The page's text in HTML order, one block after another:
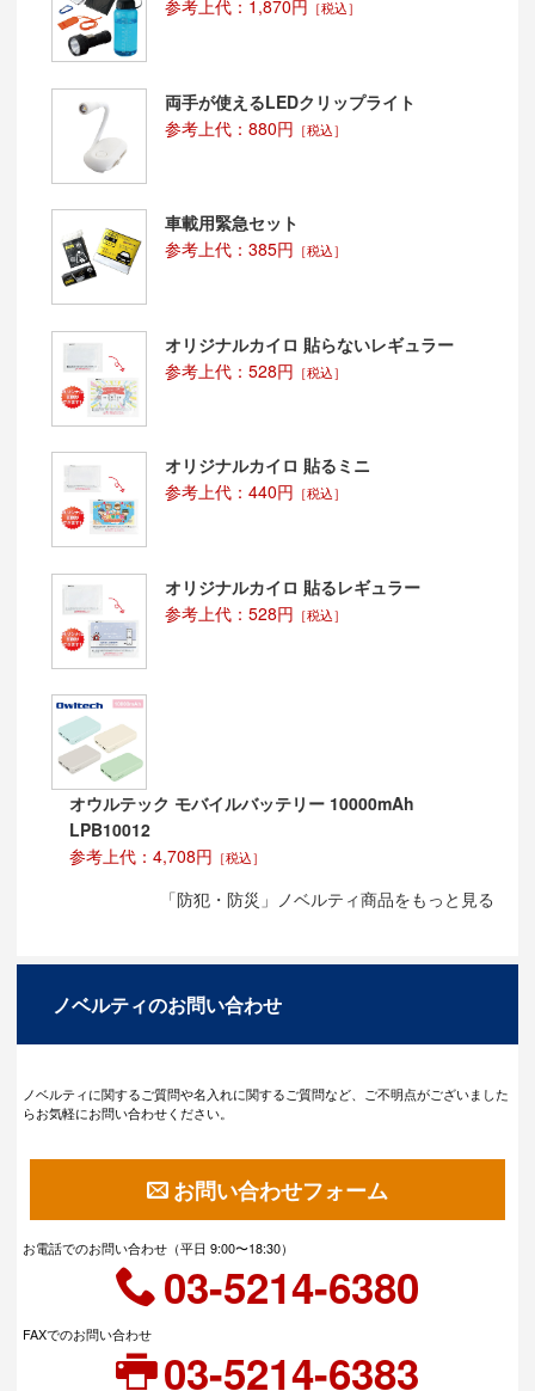
参考上代：1,870円 ［税込］
両手が使えるLEDクリップライト
参考上代：880円 ［税込］
車載用緊急セット
参考上代：385円 ［税込］
オリジナルカイロ 貼らないレギュラー
参考上代：528円 ［税込］
オリジナルカイロ 貼るミニ
参考上代：440円 ［税込］
オリジナルカイロ 貼るレギュラー
参考上代：528円 ［税込］
オウルテック モバイルバッテリー 10000mAh
LPB10012
参考上代：4,708円 ［税込］
「防犯・防災」ノベルティ商品をもっと見る
ノベルティのお問い合わせ
ノベルティに関するご質問や名入れに関するご質問など、ご不明点がございました
らお気軽にお問い合わせください。
お問い合わせフォーム
お電話でのお問い合わせ（平日 9:00〜18:30）
03-5214-6380
FAXでのお問い合わせ
03-5214-6383